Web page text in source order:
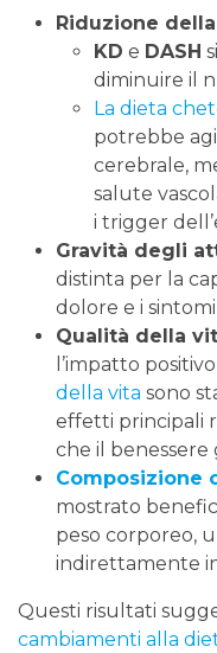
Riduzione
KD e DASH
diminuire il
La dieta
potrebbe
cerebrale,
salute
i trigger
Gravità degli
distinta per la
dolore e i sintomi
Qualità della
l’impatto
della vita sono
effetti principali
che il
Composizione
mostrato
peso corporeo,
indirettamente
Questi risultati
cambiamenti alla